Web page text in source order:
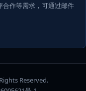
合作等需求，可通过邮件
Reserved.